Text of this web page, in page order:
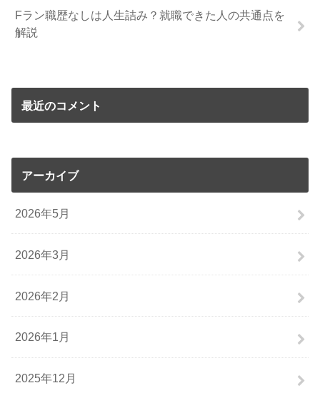
Fラン職歴なしは人生詰み？就職できた人の共通点を
解説
最近のコメント
アーカイブ
2026年5月
2026年3月
2026年2月
2026年1月
2025年12月